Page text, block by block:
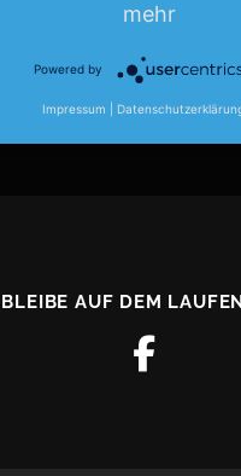
BLEIBE AUF DEM
mehr
Powered by
Impressum